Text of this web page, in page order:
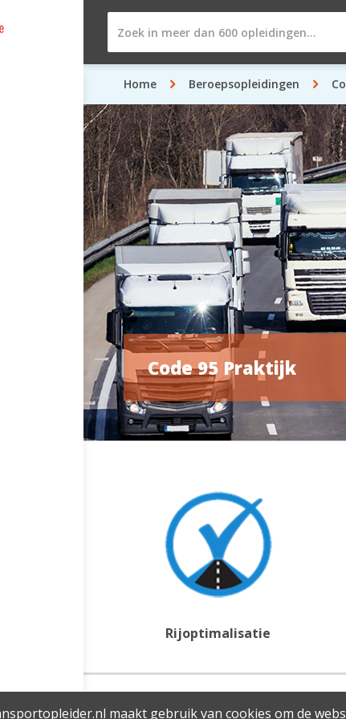
maakt gebruik van cookies om de
Home Beroepsopleidingen
Code 95 Praktijk
Rijoptimalisatie